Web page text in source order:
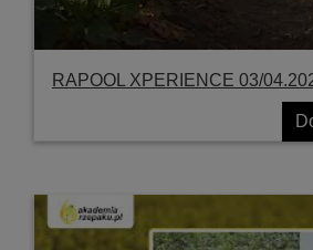
RAPOOL XPERIENCE 03/